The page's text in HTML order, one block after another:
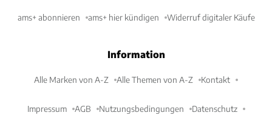
ams+ abonnieren ams+ hier kündigen Widerruf digitaler Käufe
Information
Alle Marken von A-Z Alle Themen von A-Z Kontakt
Impressum AGB Nutzungsbedingungen Datenschutz